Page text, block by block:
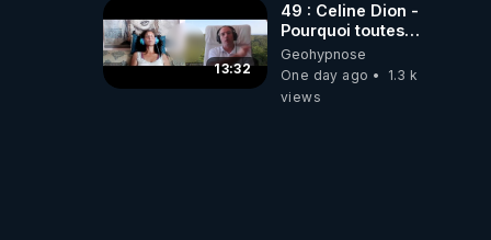
disparu:5
13:32
49 : Celine Dion -
Pourquoi toutes
ces rumeurs ?
Enquête sous
hypnose
Geohypnose
One day ago
1.3 k
views